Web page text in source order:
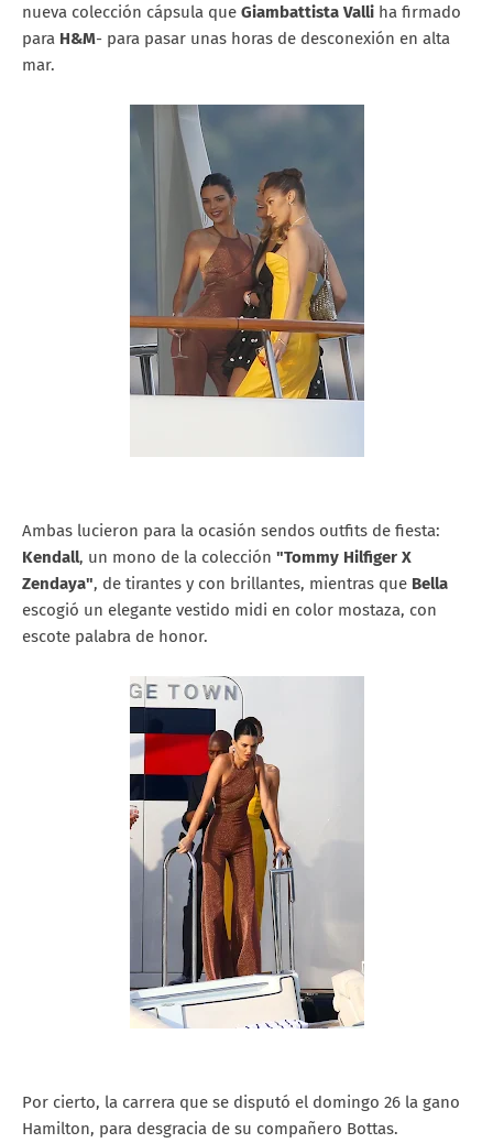
nueva colección cápsula que Giambattista Valli ha firmado
para H&M- para pasar unas horas de desconexión en alta
mar.
Ambas lucieron para la ocasión sendos outfits de fiesta:
Kendall, un mono de la colección "Tommy Hilfiger X
Zendaya", de tirantes y con brillantes, mientras que Bella
escogió un elegante vestido midi en color mostaza, con
escote palabra de honor.
Por cierto, la carrera que se disputó el domingo 26 la gano
Hamilton, para desgracia de su compañero Bottas.